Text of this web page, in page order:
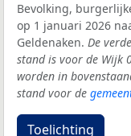
Bevolking,
op 1 januari 2026
Geldenaken. De
stand is voor de Wijk
worden in
stand voor de
Toelichting